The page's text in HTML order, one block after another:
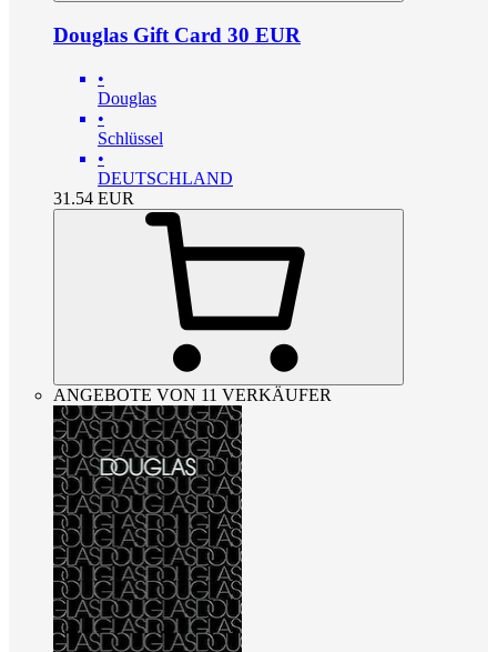
Douglas Gift Card 30 EUR
•
Douglas
•
Schlüssel
•
DEUTSCHLAND
31.54 EUR
ANGEBOTE VON 11 VERKÄUFER